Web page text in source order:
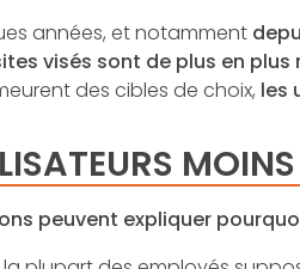
années, et notamment
visés sont de plus en
des cibles de choix, les
peuvent expliquer